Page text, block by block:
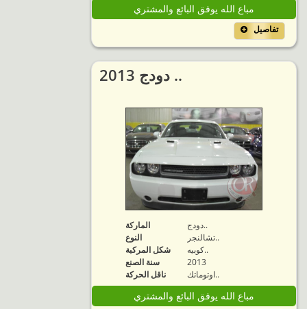
مباع الله يوفق البائع والمشتري
تفاصيل
2013 دودج ..
الماركة
دودج..
النوع
تشالنجر..
شكل المركبة
كوبيه..
سنة الصنع
2013
ناقل الحركة
اوتوماتك..
مباع الله يوفق البائع والمشتري